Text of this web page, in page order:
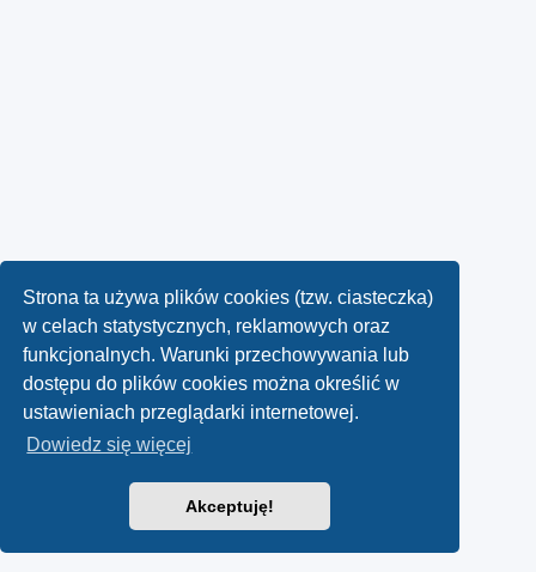
Strona ta używa plików cookies (tzw. ciasteczka)
w celach statystycznych, reklamowych oraz
funkcjonalnych. Warunki przechowywania lub
dostępu do plików cookies można określić w
ustawieniach przeglądarki internetowej.
Dowiedz się więcej
Akceptuję!